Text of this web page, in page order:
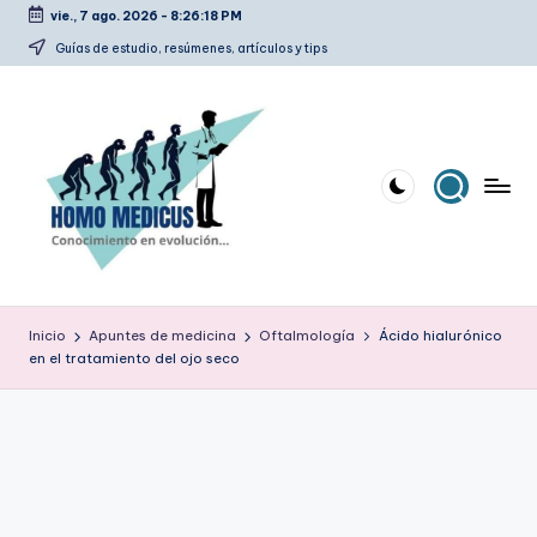
Saltar
vie., 7 ago. 2026 - 8:26:19 PM
Guías de estudio, resúmenes, artículos y tips
o
m
estudio,
Inicio Apuntes de medicina Oftalmología
Ácido hialurónico
en el tratamiento del ojo seco